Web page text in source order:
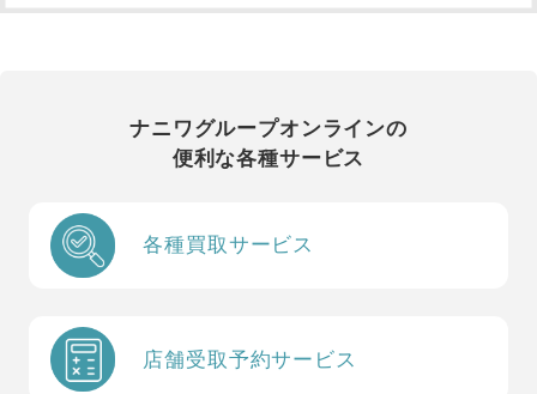
ナニワグループオンラインの
便利な各種サービス
各種買取サービス
店舗受取予約サービス